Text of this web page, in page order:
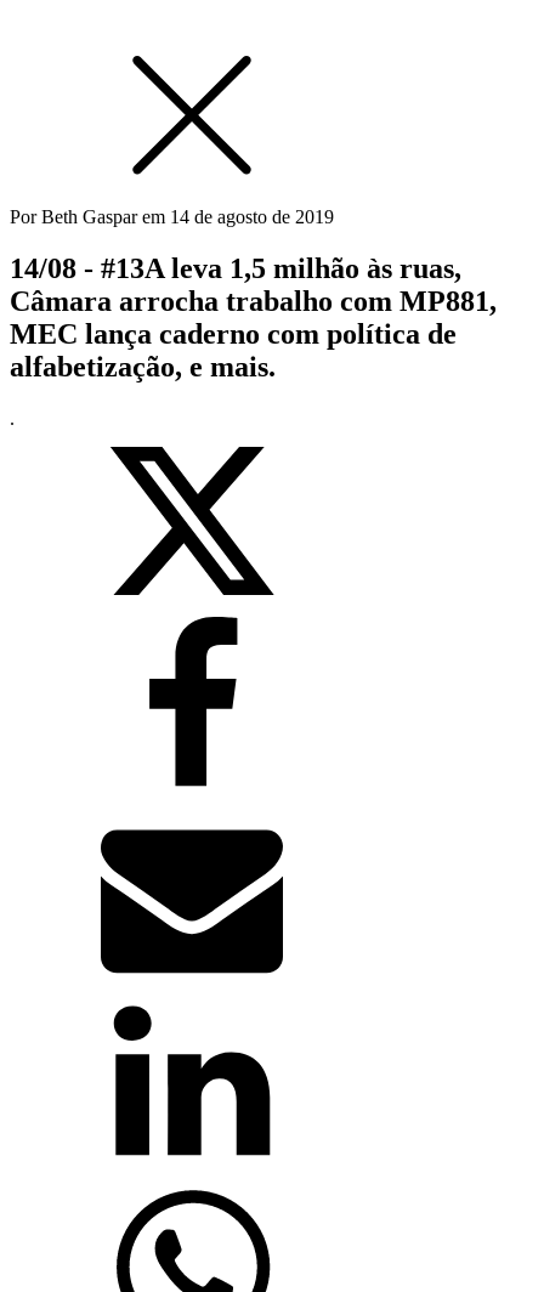
PorBeth Gasparem 14 de agosto de 2019
14/08 - #13A leva 1,5 milhão às ruas,
Câmara arrocha trabalho com MP881,
MEC lança caderno com política de
alfabetização, e mais.
.